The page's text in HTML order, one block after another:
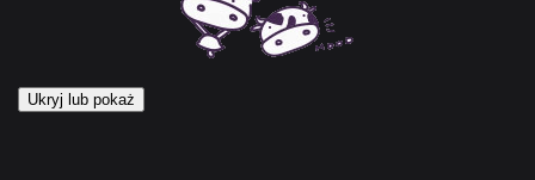
Ukryj lub pokaż